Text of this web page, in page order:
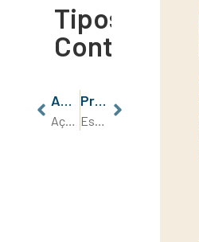
Tipos de
Conteúdo
Anterior Próximo